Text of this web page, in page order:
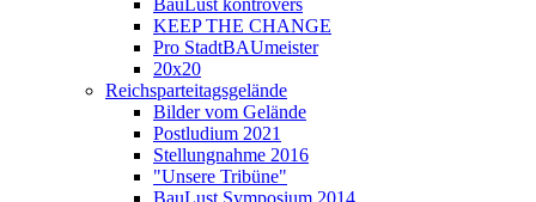
BauLust kontrovers
KEEP THE CHANGE
Pro StadtBAUmeister
20x20
Reichsparteitagsgelände
Bilder vom Gelände
Postludium 2021
Stellungnahme 2016
"Unsere Tribüne"
BauLust Symposium 2014